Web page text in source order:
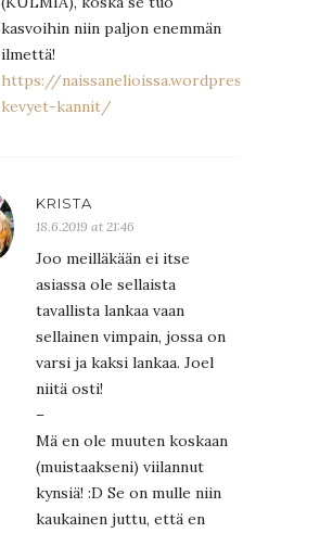
kasvoihin niin paljon enemmän
ilmettä!
https://naissanelioissa.wordpress.com/
kevyet-kannit/
KRISTA
18.6.2019 at 21:46
Joo meilläkään ei itse
asiassa ole sellaista
tavallista lankaa vaan
sellainen vimpain, jossa on
varsi ja kaksi lankaa. Joel
niitä osti!
–
Mä en ole muuten koskaan
(muistaakseni) viilannut
kynsiä! :D Se on mulle niin
kaukainen juttu, että en